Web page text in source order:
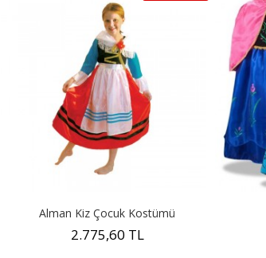
Alman Kiz Çocuk Kostümü
2.775,60 TL